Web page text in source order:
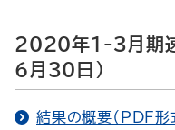
2020年1-3月期速
6月30日）
結果の概要（PDF形